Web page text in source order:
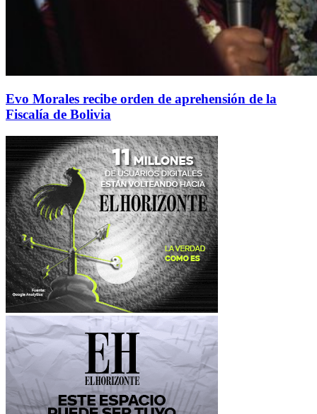
Evo Morales recibe orden de aprehensión de la
Fiscalía de Bolivia